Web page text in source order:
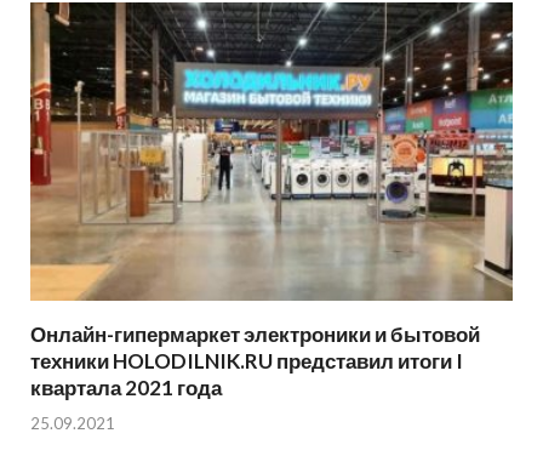
Онлайн-гипермаркет электроники и бытовой
техники HOLODILNIK.RU представил итоги I
квартала 2021 года
25.09.2021